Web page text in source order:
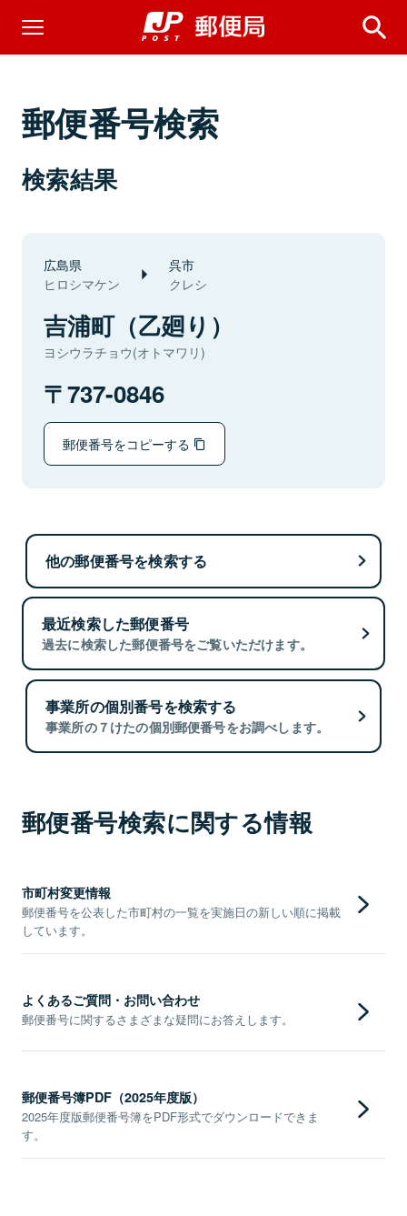
郵便番号検索
検索結果
広島県
ヒロシマケン
呉市
クレシ
吉浦町（乙廻り）
ヨシウラチョウ(オトマワリ)
737-0846
郵便番号をコピーする
他の郵便番号を検索する
最近検索した郵便番号
過去に検索した郵便番号をご覧いただけます。
事業所の個別番号を検索する
事業所の７けたの個別郵便番号をお調べします。
郵便番号検索に関する情報
市町村変更情報
郵便番号を公表した市町村の一覧を実施日の新しい順に掲載
しています。
よくあるご質問・お問い合わせ
郵便番号に関するさまざまな疑問にお答えします。
郵便番号簿PDF（2025年度版）
2025年度版郵便番号簿をPDF形式でダウンロードできま
す。